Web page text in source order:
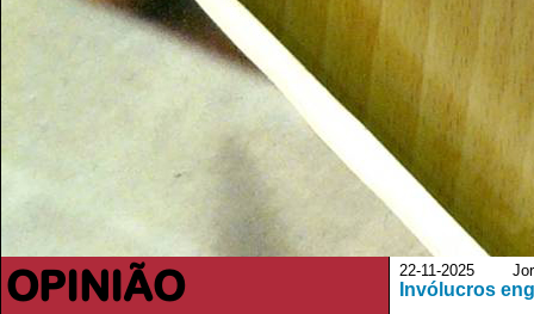
OPINIÃO
22-11-2025
Invólucros